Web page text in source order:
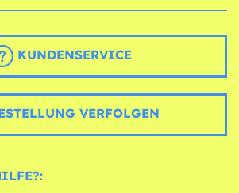
KUNDENSERVICE
VERFOLGEN